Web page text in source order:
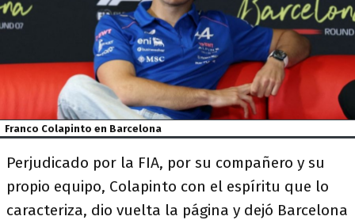
Franco Colapinto en Barcelona
Perjudicado por la FIA, por su compañero y su
propio equipo, Colapinto con el espíritu que lo
caracteriza, dio vuelta la página y dejó Barcelona